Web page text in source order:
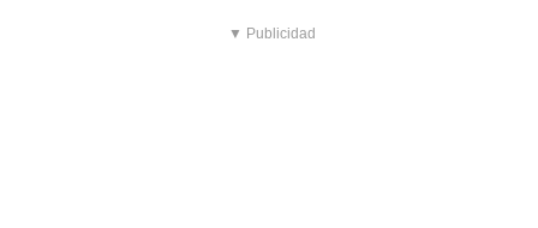
▼ Publicidad